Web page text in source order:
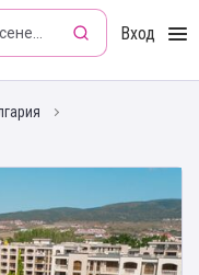
пътуваш Вход